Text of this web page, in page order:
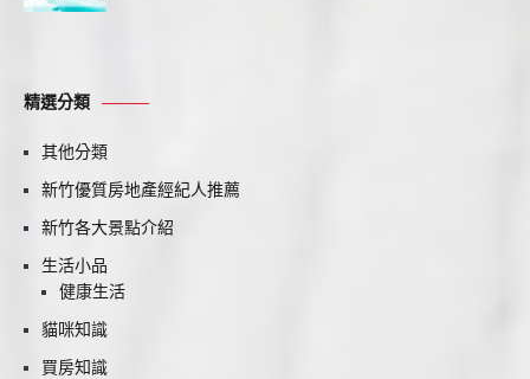
精選分類
其他分類
新竹優質房地產經紀人推薦
新竹各大景點介紹
生活小品
健康生活
貓咪知識
買房知識